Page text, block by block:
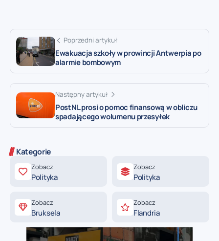
Poprzedni artykuł
Ewakuacja szkoły w prowincji Antwerpia po
alarmie bombowym
Następny artykuł
PostNL prosi o pomoc finansową w obliczu
spadającego wolumenu przesyłek
Kategorie
Zobacz
Polityka
Zobacz
Polityka
Zobacz
Bruksela
Zobacz
Flandria